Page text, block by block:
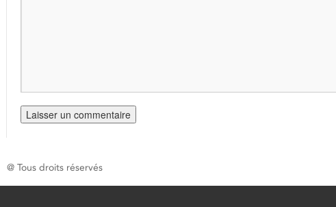
@ Tous droits réservés